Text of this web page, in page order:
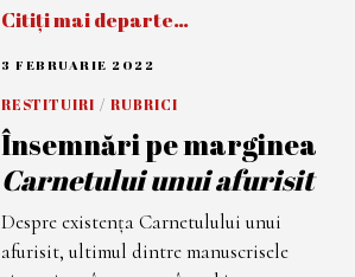
Citiți mai departe…
3 FEBRUARIE 2022
E
U
R
E
0
RESTITUIRI / RUBRICI
Însemnări pe marginea
Carnetului unui afurisit
Despre existenţa Carnetulului unui
afurisit, ultimul dintre manuscrisele